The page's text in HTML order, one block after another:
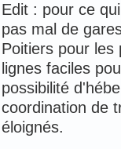
Edit : pour ce
pas mal de
Poitiers pour
lignes faciles
possibilité
coordination de
éloignés.